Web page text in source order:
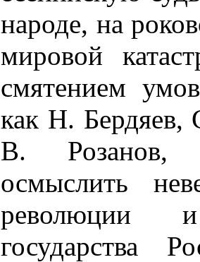
народе, на
мировой
смятением
как Н.
В. Розанов,
осмыслить
революции
государства